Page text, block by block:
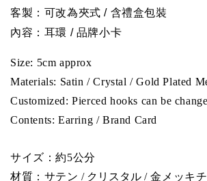
客製：可改為夾式 / 含禮盒包裝
內容：耳環 / 品牌小卡
Size: 5cm approx
Materials: Satin / Crystal / Gold Plated
Customized: Pierced hooks can be
Contents: Earring / Brand Card
サイズ：約5公分
材質： サテン / クリスタル / 金メッキ